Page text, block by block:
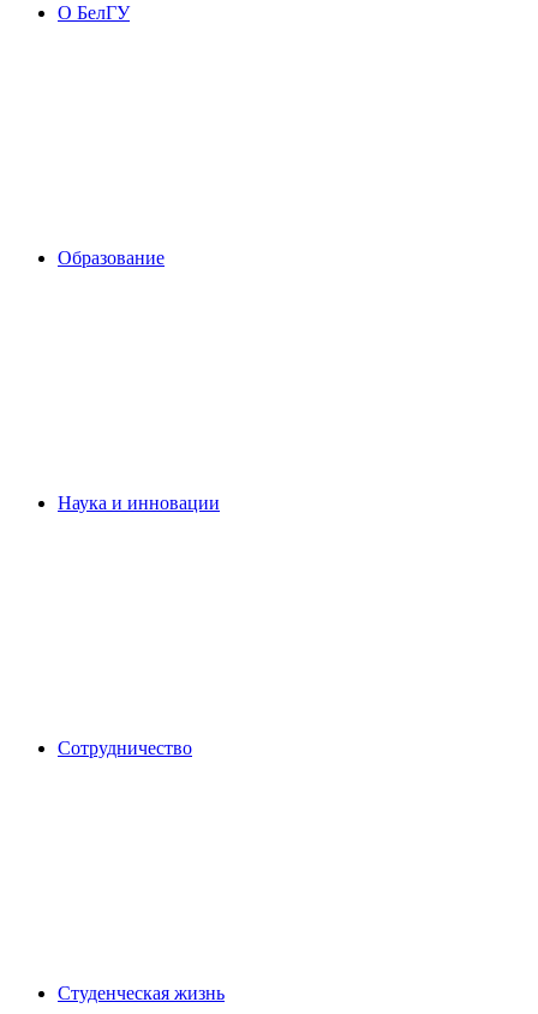
О БелГУ
Образование
Наука и инновации
Сотрудничество
Студенческая жизнь